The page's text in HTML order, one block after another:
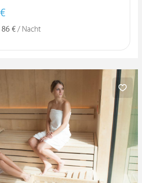
86 €/ Nacht